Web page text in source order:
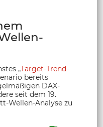
„Target-Trend-
bereits
DAX-
seit dem 19.
Wellen-Analyse zu